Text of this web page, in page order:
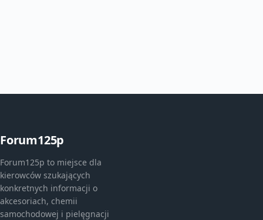
Forum125p
Forum125p to miejsce dla
kierowców szukających
konkretnych informacji o
akcesoriach, chemii
samochodowej i pielęgnacji